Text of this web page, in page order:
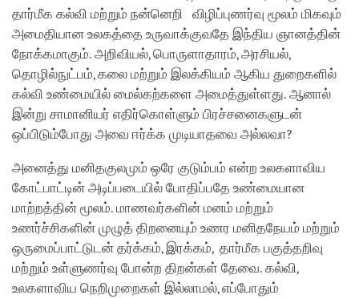
தார்மீக கல்வி மற்றும் நன்னெறி விழிப்புணர்வு மூலம் மிகவும்
அமைதியான உலகத்தை உருவாக்குவதே இந்திய ஞானத்தின்
நோக்கமாகும். அறிவியல், பொருளாதாரம், அரசியல்,
தொழில்நுட்பம், கலை மற்றும் இலக்கியம் ஆகிய துறைகளில்
கல்வி உண்மையில் மைல்கற்களை அமைத்துள்ளது. ஆனால்
இன்று சாமானியர் எதிர்கொள்ளும் பிரச்சனைகளுடன்
ஒப்பிடும்போது அவை ஈர்க்க முடியாதவை அல்லவா?
அனைத்து மனிதகுலமும் ஒரே குடும்பம் என்ற உலகளாவிய
கோட்பாட்டின் அடிப்படையில் போதிப்பதே உண்மையான
மாற்றத்தின் மூலம். மாணவர்களின் மனம் மற்றும்
உணர்ச்சிகளின் முழுத் திறனையும் உணர மனிதநேயம் மற்றும்
ஒருமைப்பாட்டுடன் தர்க்கம், இரக்கம், தார்மீக பகுத்தறிவு
மற்றும் உள்ளுணர்வு போன்ற திறன்கள் தேவை. கல்வி,
உலகளாவிய நெறிமுறைகள் இல்லாமல், எப்போதும்